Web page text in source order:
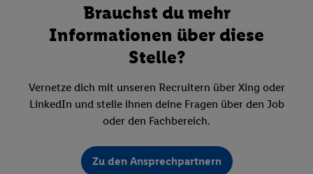
Brauchst du mehr
Informationen über diese
Stelle?
Vernetze dich mit unseren Recruitern über Xing oder
LinkedIn und stelle ihnen deine Fragen über den Job
oder den Fachbereich.
Zu den Ansprechpartnern